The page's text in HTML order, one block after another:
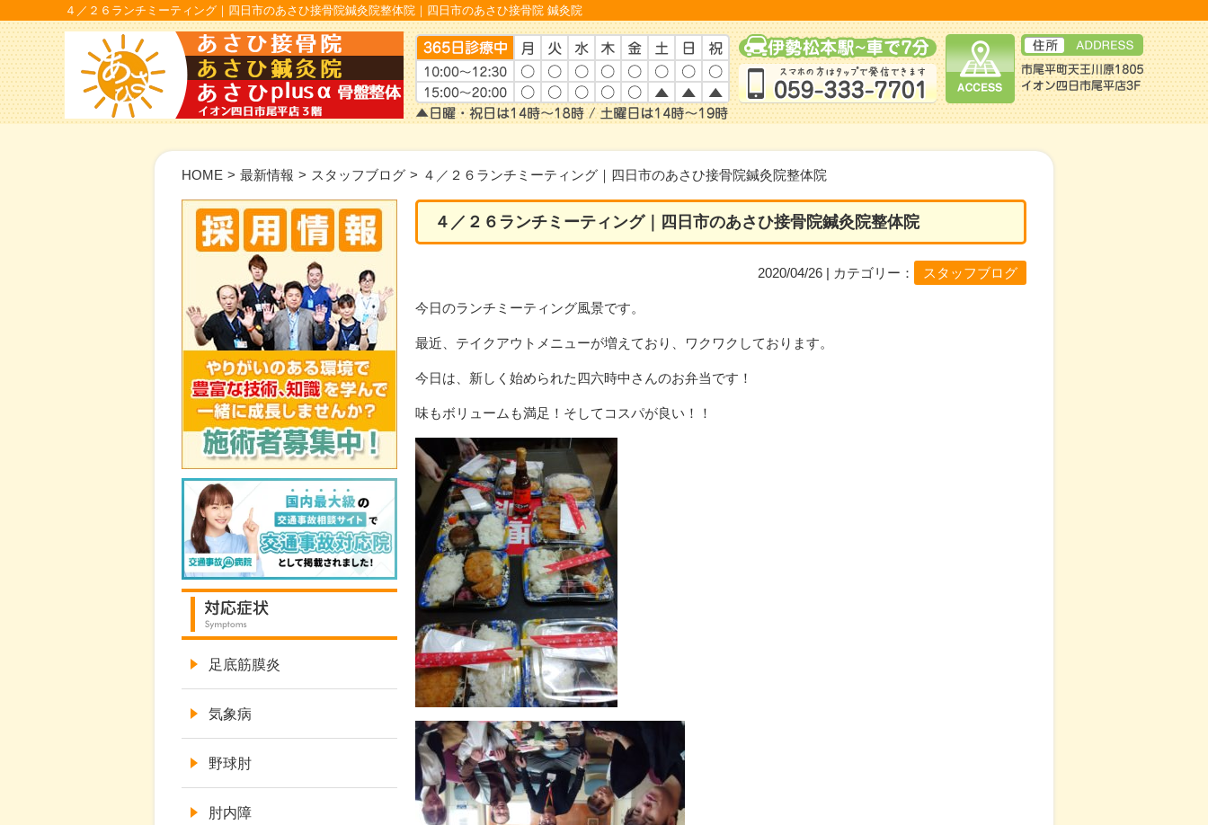
４／２６ランチミーティング｜四日市のあさひ接骨院鍼灸院整体院｜四日市のあさひ接骨院 鍼灸院
HOME > 最新情報 > スタッフブログ > ４／２６ランチミーティング｜四日市のあさひ接骨院鍼灸院整体院
４／２６ランチミーティング｜四日市のあさひ接骨院鍼灸院整体院
2020/04/26 | カテゴリー： スタッフブログ
今日のランチミーティング風景です。
最近、テイクアウトメニューが増えており、ワクワクしております。
今日は、新しく始められた四六時中さんのお弁当です！
味もボリュームも満足！そしてコスパが良い！！
足底筋膜炎
気象病
野球肘
肘内障